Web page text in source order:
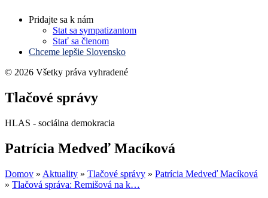
Pridajte sa k nám
Stat sa sympatizantom
Stať sa členom
Chceme lepšie Slovensko
© 2026 Všetky práva vyhradené
Tlačové správy
HLAS - sociálna demokracia
Patrícia Medveď Macíková
Domov » Aktuality » Tlačové správy » Patrícia Medveď Macíková
» Tlačová správa: Remišová na k…